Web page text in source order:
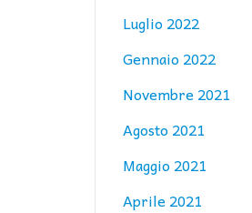
Luglio 2022
Gennaio 2022
Novembre 2021
Agosto 2021
Maggio 2021
Aprile 2021